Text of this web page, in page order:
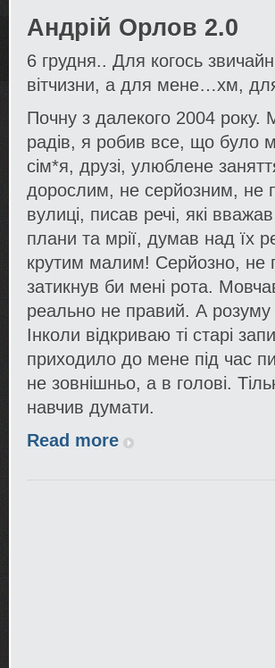
Андрій Орлов 2.0
6 грудня.. Для когось
вітчизни, а для мене…хм,
Почну з далекого 2004 року.
радів, я робив все, що було
сім*я, друзі, улюблене
дорослим, не серйозним,
вулиці, писав речі, які
плани та мрії, думав над їх
крутим малим! Серйозно, не
затикнув би мені рота.
реально не правий. А
Інколи відкриваю ті старі
приходило до мене під час
не зовнішньо, а в голові.
навчив думати.
Read more